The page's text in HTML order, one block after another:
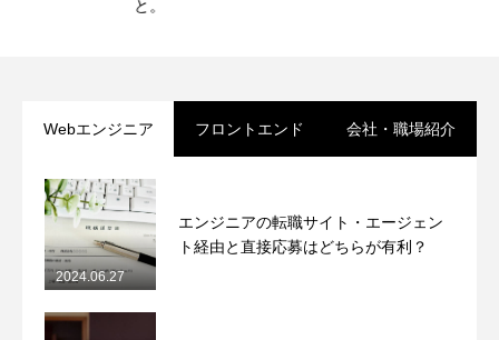
Webエンジニア フロントエンド 会社・職場紹介
エンジニアの転職サイト・エージェン
ト経由と直接応募はどちらが有利？
2024.06.27